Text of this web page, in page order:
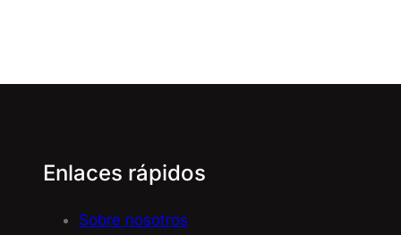
Enlaces rápidos
Sobre nosotros